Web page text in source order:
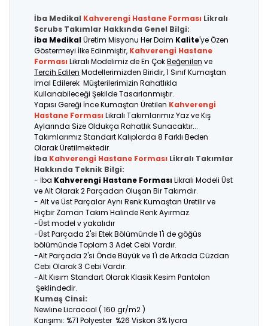
İba Medikal Kahverengi Hastane Forması Likralı
Scrubs Takımlar Hakkında Genel Bilgi:
İba MedikalÜretim Misyonu Her Daim Kalite'ye Özen
Göstermeyi İlke Edinmiştir, Kahverengi Hastane
Forması Likralı Modelimiz de En ÇokBeğenilen ve
Tercih Edilen Modellerimizden Biridir, 1 Sınıf Kumaştan
İmal Edilerek Müşterilerimizin Rahatlıkla
Kullanabileceği Şekilde Tasarlanmıştır.
Yapısı Gereği İnce Kumaştan Üretilen Kahverengi
Hastane Forması Likralı Takımlarımız Yaz ve Kış
Aylarında Size Oldukça Rahatlık Sunacaktır...
Takımlarımız Standart Kalıplarda 8 Farklı Beden
Olarak Üretilmektedir.
İba Kahverengi Hastane Forması Likralı Takımlar
Hakkında Teknik Bilgi:
- İba Kahverengi Hastane FormasıLikralı Modeli Üst
ve Alt Olarak 2 Parçadan Oluşan Bir Takımdır.
- Alt ve Üst Parçalar Aynı Renk Kumaştan Üretilir ve
Hiçbir Zaman Takım Halinde Renk Ayırmaz.
-Üst model v yakalıdır
-Üst Parçada 2'si Etek Bölümünde 1'i de göğüs
bölümünde Toplam 3 Adet Cebi Vardır.
-Alt Parçada 2'si Önde Büyük ve 1'i de Arkada Cüzdan
Cebi Olarak 3 Cebi Vardır.
-Alt Kısım Standart Olarak Klasik Kesim Pantolon
Şeklindedir.
Kumaş Cinsi:
Newlıne Licracool ( 160 gr/m2 )
Karışımı: %71 Polyester %26 Viskon 3% lycra